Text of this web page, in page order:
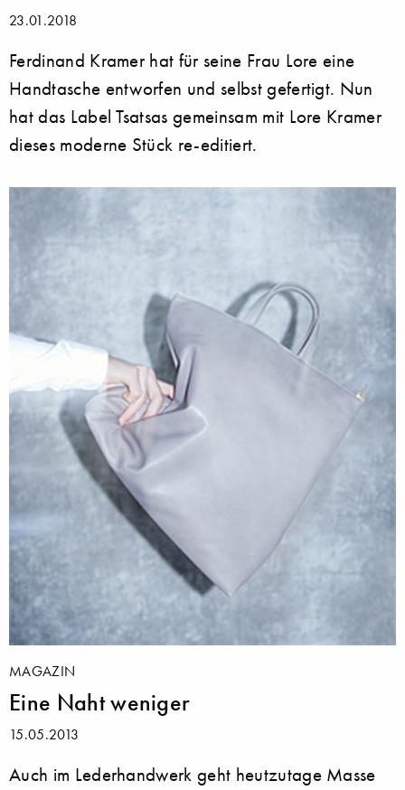
23.01.2018
Ferdinand Kramer hat für seine Frau Lore eine
Handtasche entworfen und selbst gefertigt. Nun
hat das Label Tsatsas gemeinsam mit Lore Kramer
dieses moderne Stück re-editiert.
MAGAZIN
Eine Naht weniger
15.05.2013
Auch im Lederhandwerk geht heutzutage Masse